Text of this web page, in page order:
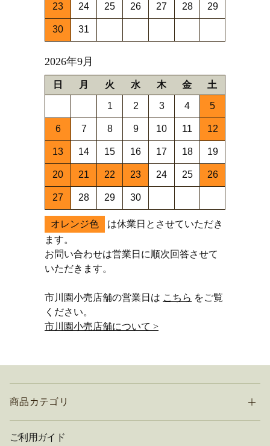
23 24 25 26 27 28 29
30 31
2026年9月
日 月 火 水 木 金 土
1 2 3 4 5
6 7 8 9 10 11 12
13 14 15 16 17 18 19
20 21 22 23 24 25 26
27 28 29 30
オレンジ色
は休業日とさせていただき
ます。
お問い合わせは営業日に順次回答させて
いただきます。
市川園小売店舗の営業日は こちら をご覧
ください。
市川園小売店舗について >
商品カテゴリ
ご利用ガイド